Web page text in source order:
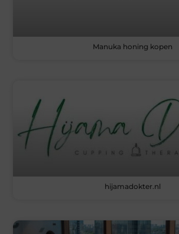
Manuka honing kopen
hijamadokter.nl